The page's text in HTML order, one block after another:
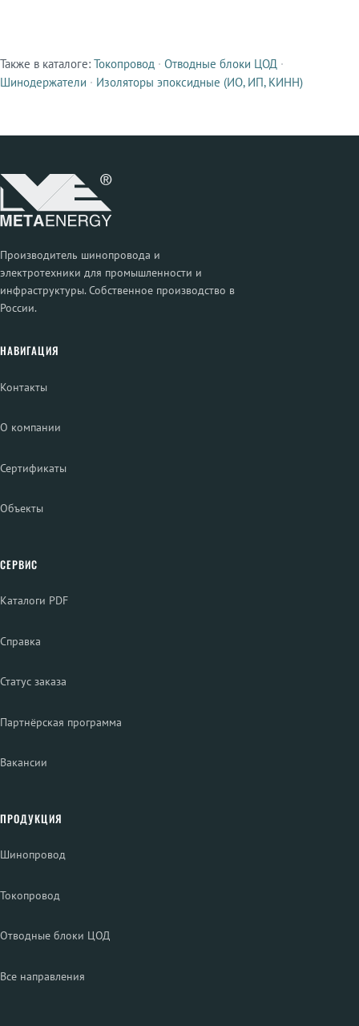
Смежные продукты
Также в каталоге: Токопровод · Отводные блоки ЦОД ·
Шинодержатели · Изоляторы эпоксидные (ИО, ИП, КИНН)
Производитель шинопровода и
электротехники для промышленности и
инфраструктуры. Собственное производство в
России.
НАВИГАЦИЯ
Контакты
О компании
Сертификаты
Объекты
СЕРВИС
Каталоги PDF
Справка
Статус заказа
Партнёрская программа
Вакансии
ПРОДУКЦИЯ
Шинопровод
Токопровод
Отводные блоки ЦОД
Все направления